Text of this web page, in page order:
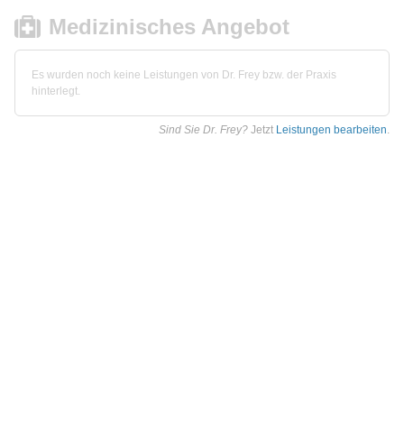
Medizinisches Angebot
Es wurden noch keine Leistungen von Dr. Frey bzw. der Praxis
hinterlegt.
Sind Sie Dr. Frey? Jetzt Leistungen bearbeiten.